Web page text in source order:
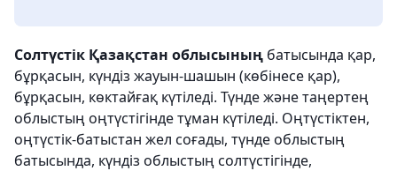
Солтүстік Қазақстан облысының батысында қар,
бұрқасын, күндіз жауын-шашын (көбінесе қар),
бұрқасын, көктайғақ күтіледі. Түнде және таңертең
облыстың оңтүстігінде тұман күтіледі. Оңтүстіктен,
оңтүстік-батыстан жел соғады, түнде облыстың
батысында, күндіз облыстың солтүстігінде,